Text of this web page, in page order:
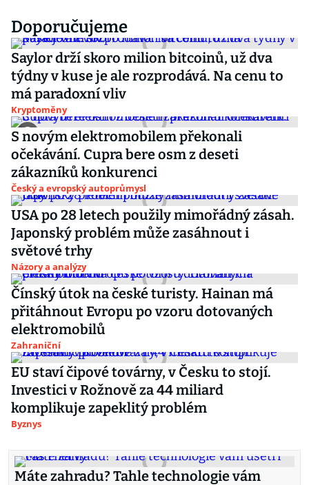
Doporučujeme
Saylor drží skoro milion bitcoinů, už dva
týdny v kuse je ale rozprodává. Na cenu to
má paradoxní vliv
Kryptoměny
S novým elektromobilem překonali
očekávání. Cupra bere osm z deseti
zákazníků konkurenci
Český a evropský autoprůmysl
USA po 28 letech použily mimořádný zásah.
Japonský problém může zasáhnout i
světové trhy
Názory a analýzy
Čínský útok na české turisty. Hainan má
přitáhnout Evropu po vzoru dotovaných
elektromobilů
Zahraniční
EU staví čipové továrny, v Česku to stojí.
Investici v Rožnově za 44 miliard
komplikuje zapeklitý problém
Byznys
Máte zahradu? Tahle technologie vám